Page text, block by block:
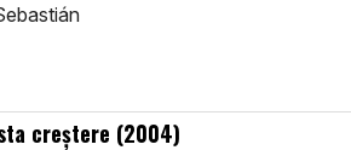
creștere (2004)